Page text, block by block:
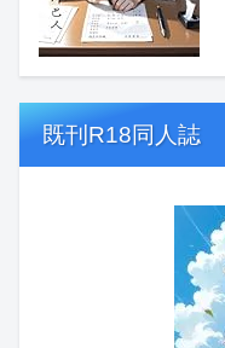
既刊R18同人誌